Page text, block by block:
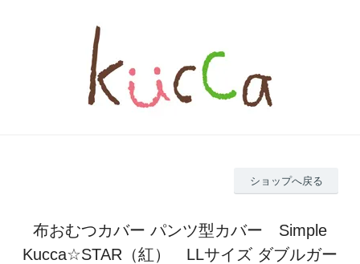
ショップへ戻る
布おむつカバー パンツ型カバー Simple
Kucca☆STAR（紅） LLサイズ ダブルガー